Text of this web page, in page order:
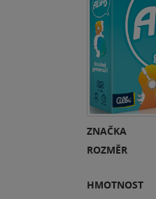
ZNAČKA
ROZMĚR
HMOTNOST